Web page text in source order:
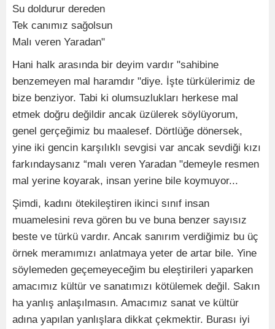
Su doldurur dereden
Tek canımız sağolsun
Malı veren Yaradan"
Hani halk arasında bir deyim vardır "sahibine
benzemeyen mal haramdır "diye. İşte türkülerimiz de
bize benziyor. Tabi ki olumsuzlukları herkese mal
etmek doğru değildir ancak üzülerek söylüyorum,
genel gerçeğimiz bu maalesef. Dörtlüğe dönersek,
yine iki gencin karşılıklı sevgisi var ancak sevdiği kızı
farkındaysanız “malı veren Yaradan "demeyle resmen
mal yerine koyarak, insan yerine bile koymuyor...
Şimdi, kadını ötekileştiren ikinci sınıf insan
muamelesini reva gören bu ve buna benzer sayısız
beste ve türkü vardır. Ancak sanırım verdiğimiz bu üç
örnek meramımızı anlatmaya yeter de artar bile. Yine
söylemeden geçemeyeceğim bu eleştirileri yaparken
amacımız kültür ve sanatımızı kötülemek değil. Sakın
ha yanlış anlaşılmasın. Amacımız sanat ve kültür
adına yapılan yanlışlara dikkat çekmektir. Burası iyi